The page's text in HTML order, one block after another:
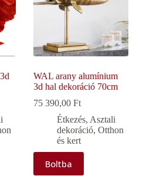
WAL arany alumínium
3d hal dekoráció 70cm
75 390,00Ft
Étkezés, Asztali
dekoráció,Otthon
és kert
Boltba